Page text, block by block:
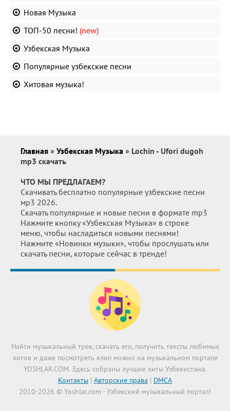
Новая Музыка
ТОП-50 песни! (new)
Узбекская Музыка
Популярные узбекские песни
Хитовая музыка!
Главная » Узбекская Музыка » Lochin - Ufori dugoh
mp3 скачать
ЧТО МЫ ПРЕДЛАГАЕМ?
Скачивать бесплатно популярные узбекские песни
мр3 2026.
Скачать популярные и новые песни в формате mp3
Нажмите кнопку «Узбекская Музыка» в строке
меню, чтобы насладиться новыми песнями!
Нажмите «Новинки музыки», чтобы прослушать или
скачать песни, которые сейчас в тренде!
Найти музыкальный трек, скачать его, получить тексты любимых
хитов и даже посмотреть клип можно на музыкальном портале
YOSHLAR.COM. Здесь собраны лучшие хиты Узбекистана.
Контакты | Авторские права | DMCA
2010-2026 © Yoshlar.com - Узбекский музыкальный портал!